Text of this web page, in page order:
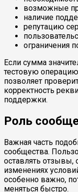
возможные
наличие
репутацию
ограничения
Если сумма
тестовую
позволяет
корректность
поддержки.
Роль
Важная часть
сообщества.
оставлять отзывы,
изменениях
особенно важно,
меняться быстро.